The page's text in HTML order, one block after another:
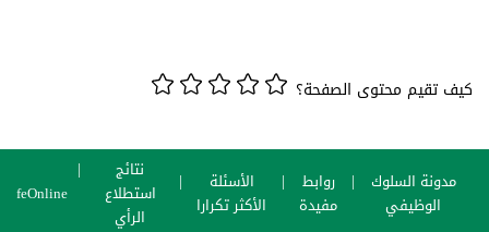
كيف تقيم محتوى الصفحة؟
مدونة السلوك
الوظيفي
روابط
مفيدة
الأسئلة
الأكثر تكرارا
نتائج
استطلاع
الرأي
SafeOnline